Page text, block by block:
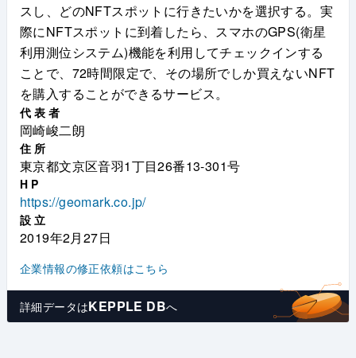
スし、どのNFTスポットに行きたいかを選択する。実
際にNFTスポットに到着したら、スマホのGPS(衛星
利用測位システム)機能を利用してチェックインする
ことで、72時間限定で、その場所でしか買えないNFT
を購入することができるサービス。
代表者
岡崎峻二朗
住所
東京都文京区音羽1丁目26番13-301号
HP
https://geomark.co.jp/
設立
2019年2月27日
企業情報の修正依頼はこちら
詳細データはKEPPLE DBへ